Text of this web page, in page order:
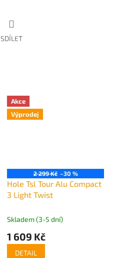
SDÍLET
Akce
Výprodej
2 299 Kč –30 %
Hole Tsl Tour Alu Compact
3 Light Twist
Skladem (3-5 dní)
1 609 Kč
DETAIL